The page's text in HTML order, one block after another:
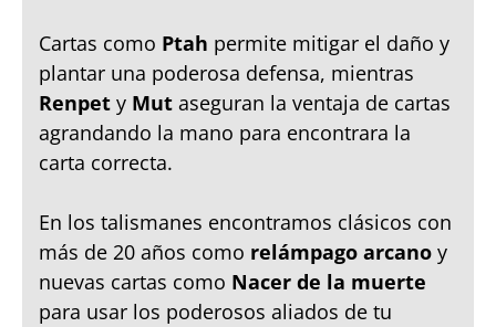
Cartas como Ptah permite mitigar el daño y
plantar una poderosa defensa, mientras
Renpet y Mut aseguran la ventaja de cartas
agrandando la mano para encontrara la
carta correcta.
En los talismanes encontramos clásicos con
más de 20 años como relámpago arcano y
nuevas cartas como Nacer de la muerte
para usar los poderosos aliados de tu